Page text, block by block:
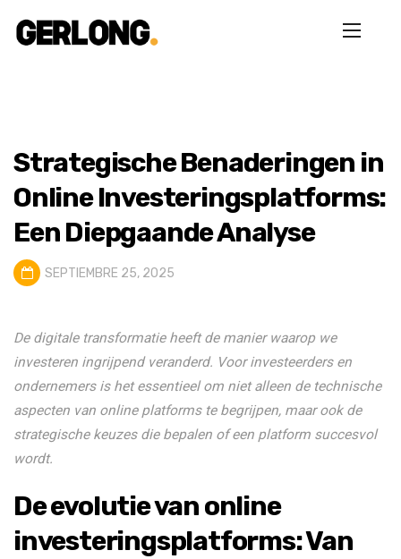
Strategische Benaderingen in
Online Investeringsplatforms:
Een Diepgaande Analyse
SEPTIEMBRE 25, 2025
De digitale transformatie heeft de manier waarop we
investeren ingrijpend veranderd. Voor investeerders en
ondernemers is het essentieel om niet alleen de technische
aspecten van online platforms te begrijpen, maar ook de
strategische keuzes die bepalen of een platform succesvol
wordt.
De evolutie van online
investeringsplatforms: Van